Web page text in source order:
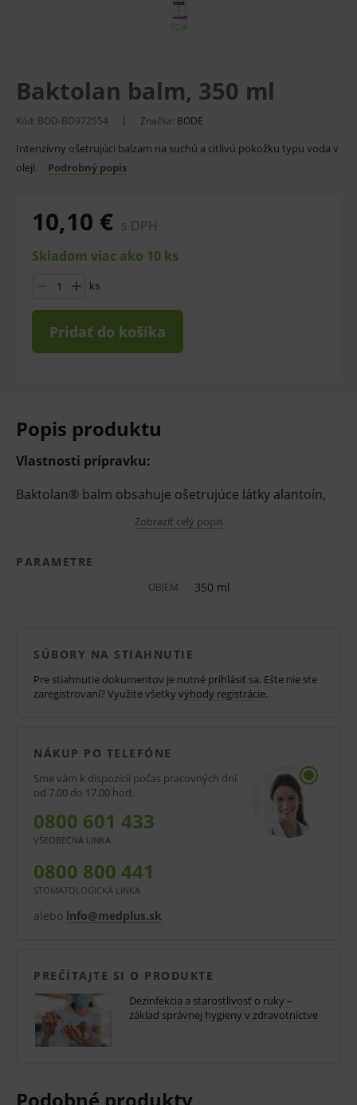
Baktolan balm, 350 ml
Kód: BOD-BD972554 Značka: BODE
Intenzívny ošetrujúci balzam na suchú a citlivú pokožku typu voda v
oleji.
Podrobný popis
10,10 € s DPH
Skladom viac ako 10 ks
ks
Pridať do košíka
Popis produktu
Vlastnosti prípravku:
Baktolan® balm obsahuje ošetrujúce látky alantoín,
bisabolol, pantenol a vitamín E. Je určený na
namáhanú a citlivú pokožku. Dodáva pokožke
vyživujúce a obnovujúce látky, podporuje regeneráciu
viditeľne pokožku zvláčňuje a udržuje ju pružnú.
Použitie Baktolan® balm neznižuje účinnosť následne
Oblasti použitia:
Baktolan® balm sa používa vo všetkých oblastiach,
kde je potrebná starostlivosť o veľmi citlivú a
predovšetkým na opakované každodenné použitie:
- na všetkých klinických pracoviskách a v lekárskych
- v sanatóriach pre pacientov na geriatrických a
detských oddeleniach
- v priemysle a laboratóriach
Zobraziť celý popis
PARAMETRE
OBJEM 350 ml
SÚBORY NA STIAHNUTIE
Pre stiahnutie dokumentov je nutné prihlásiť sa. Ešte nie ste
zaregistrovaní? Využite všetky výhody registrácie.
NÁKUP PO TELEFÓNE
Sme vám k dispozícii počas pracovných dní
od 7.00 do 17.00 hod.
0800 601 433
VŠEOBECNÁ LINKA
0800 800 441
STOMATOLOGICKÁ LINKA
alebo info@medplus.sk
PREČÍTAJTE SI O PRODUKTE
Dezinfekcia a starostlivosť o ruky –
základ správnej hygieny v zdravotníctve